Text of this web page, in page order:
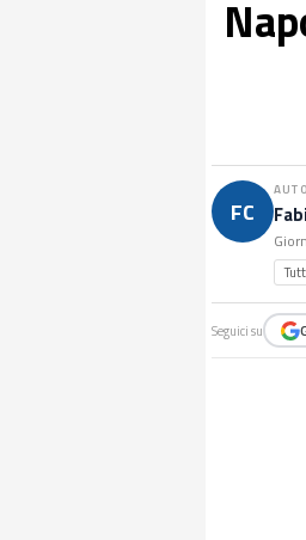
FC
Seguici su